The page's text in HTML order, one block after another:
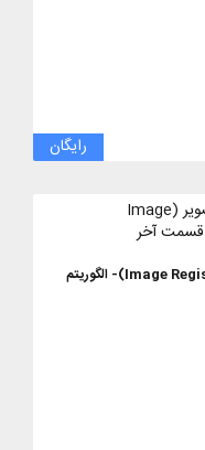
رایگان
دانلود فیلم آموزش تناظریابی تصویر (Image Registration)- الگوریتم